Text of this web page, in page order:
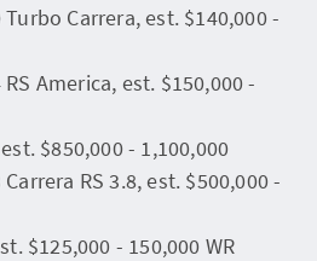
Carrera, est. $140,000 -
America, est. $150,000 -
$850,000 - 1,100,000
RS 3.8, est. $500,000 -
$125,000 - 150,000 WR